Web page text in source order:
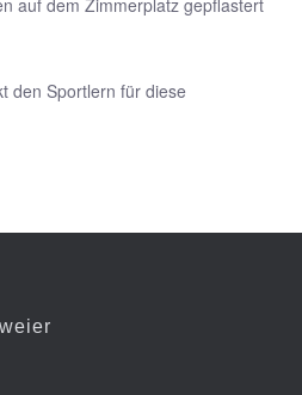
auf dem Zimmerplatz gepflastert
den Sportlern für diese